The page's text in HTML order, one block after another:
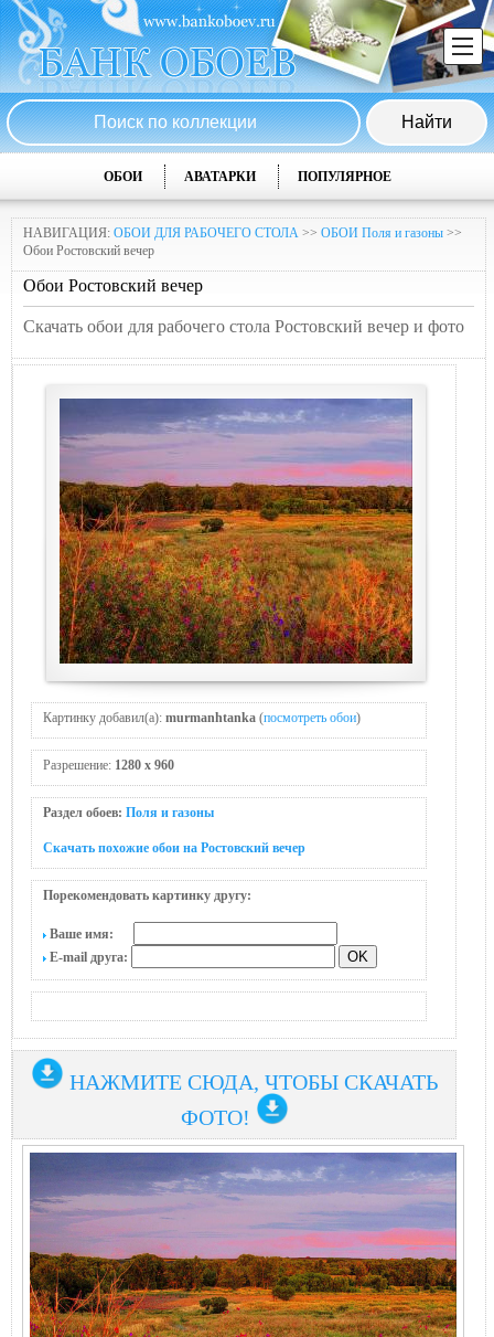
ОБОИ АВАТАРКИ ПОПУЛЯРНОЕ
НАВИГАЦИЯ: ОБОИ ДЛЯ РАБОЧЕГО СТОЛА >> ОБОИ Поля и газоны >>
Обои Ростовский вечер
Обои Ростовский вечер
Скачать обои для рабочего стола Ростовский вечер и фото
Картинку добавил(а): murmanhtanka (посмотреть обои)
Разрешение: 1280 x 960
Раздел обоев: Поля и газоны
Скачать похожие обои на Ростовский вечер
Порекомендовать картинку другу:
Ваше имя:
E-mail друга:
НАЖМИТЕ СЮДА, ЧТОБЫ СКАЧАТЬ
ФОТО!